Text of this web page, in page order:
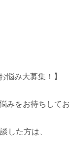
悩み大募集！】
みをお待ちして
した方は、